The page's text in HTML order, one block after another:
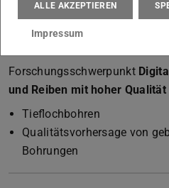
Forschung
Forschungsschwerpunkt
und Reiben mit hoher Qualität
Tieflochbohren
Qualitätsvorhersage von
Bohrungen
ALLE AKZEPTIEREN
Impressum